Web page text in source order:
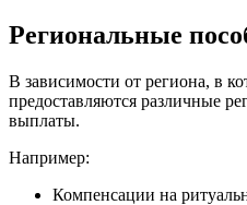
Региональные
В зависимости от региона, в
предоставляются различные
выплаты.
Например:
Компенсации на